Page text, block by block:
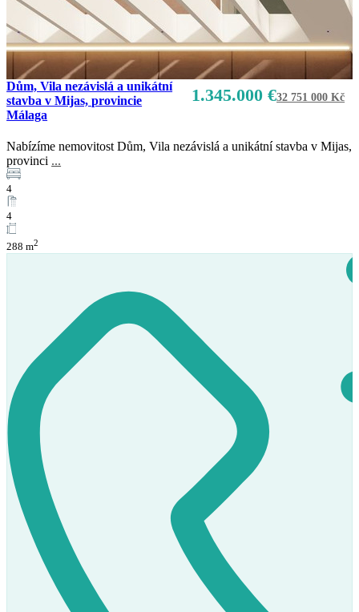
Prodej
K dispozici
1.345.000 €32 751 000 Kč
Dům, Vila nezávislá a unikátní
stavba v Mijas, provincie
Málaga
Nabízíme nemovitost Dům, Vila nezávislá a unikátní stavba v Mijas,
provinci ...
4
4
288 m2